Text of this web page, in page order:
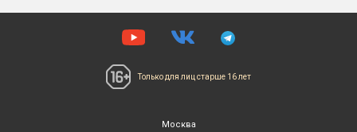
Только для лицстарше 16 лет
Москва